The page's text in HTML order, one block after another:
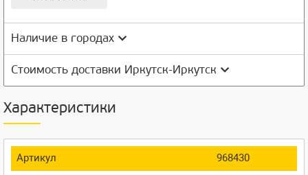
Наличие в городах
Стоимость доставки Иркутск-Иркутск
Характеристики
Артикул
968430